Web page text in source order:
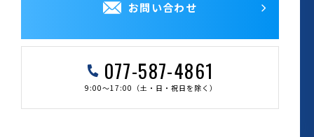
お問い合わせ
077-587-4861
9:00～17:00（土・日・祝日を除く）